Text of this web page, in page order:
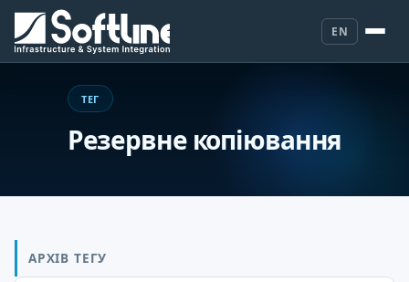
EN
ТЕГ
Резервне копіювання
АРХІВ ТЕГУ